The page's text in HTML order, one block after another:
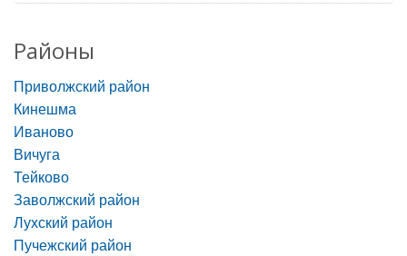
Районы
Приволжский район
Кинешма
Иваново
Вичуга
Тейково
Заволжский район
Лухский район
Пучежский район